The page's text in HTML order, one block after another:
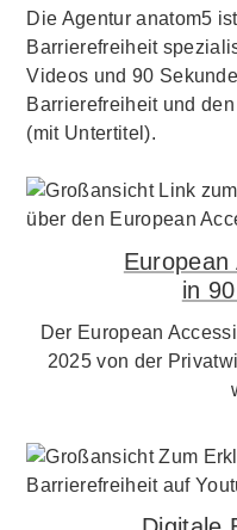
Die Agentur anatom5
Barrierefreiheit
Videos und 90
Barrierefreiheit und
(mit Untertitel).
European
in
Der European
2025 von der